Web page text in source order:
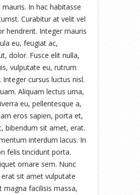
mauris. In hac habitasse
Curabitur at velit vel
hendrerit. Integer mauris
eu, feugiat ac,
dolor. Fusce elit nulla,
vulputate eu, rutrum
Integer cursus luctus nisl.
Aliquam lectus urna,
eu, pellentesque a,
eros sapien, porta et,
bibendum sit amet, erat.
interdum lacus. In
felis tincidunt porta.
ornare sem. Nunc
sit amet vulputate
magna facilisis massa,